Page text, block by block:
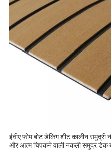
ईवीए फोम बोट डेकिंग शीट कालीन
और आत्म चिपकने वाली नकली समुद्र डेक